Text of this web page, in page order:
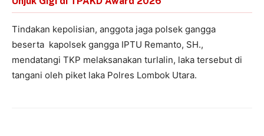
Tindakan kepolisian, anggota jaga polsek gangga
beserta kapolsek gangga IPTU Remanto, SH.,
mendatangi TKP melaksanakan turlalin, laka tersebut di
tangani oleh piket laka Polres Lombok Utara.